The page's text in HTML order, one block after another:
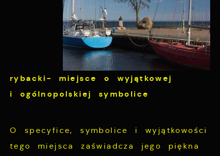
rybacki- miejsce o wyjątkowej
i ogólnopolskiej symbolice
O specyfice, symbolice i wyjątkowości
tego miejsca zaświadcza jego piękna